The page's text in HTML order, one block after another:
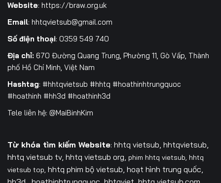
Website: https://braw.org.uk
Email: hhtqvietsub@gmail.com
Số điện thoại: 0359 549 740
Địa chỉ: 670 Đường Quang Trung, Phường 11, Gò Vấp, Thành
phố Hồ Chí Minh, Việt Nam
Hashtag: #hhtqvietsub #hhtq #hoathinhtrungquoc
#hoathinh #hh3d #hoathinh3d
Tele liên hệ: @MaiBinhKim
Từ khóa tìm kiếm Website: hhtq vietsub, hhtqvietsub,
hhtq vietsub tv, hhtq vietsub org, phim hhtq vietsub, hhtq
vietsub top, hhtq phim bộ vietsub, hoạt hình trung quốc,